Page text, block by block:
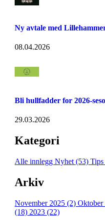
Ny avtale med
08.04.2026
Bli hullfadder for 2026-
29.03.2026
Kategori
Alle innlegg Nyhet (53)
Arkiv
November 2025 (2) Oktober
(18) 2023 (22)